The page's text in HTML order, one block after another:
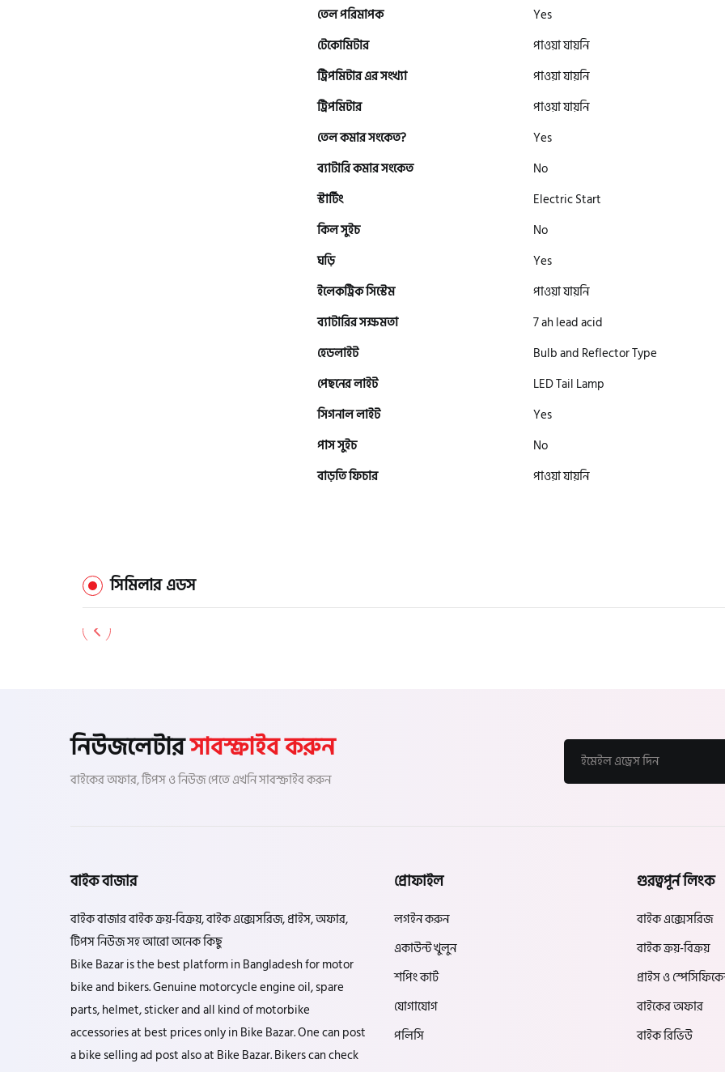
অ্যাটলাস জংশেন
টারো
SINSKI
জিংফু
জোনটেস
তেল পরিমাপক
Yes
টেকোমিটার
পাওয়া যায়নি
ট্রিপমিটার এর সংখ্যা
পাওয়া যায়নি
ট্রিপমিটার
পাওয়া যায়নি
তেল কমার সংকেত?
Yes
ব্যাটারি কমার সংকেত
No
স্টার্টিং
Electric Start
কিল সুইচ
No
ঘড়ি
Yes
ইলেকট্রিক সিস্টেম
পাওয়া যায়নি
ব্যাটারির সক্ষমতা
7 ah lead acid
হেডলাইট
Bulb and Reflector Type
পেছনের লাইট
LED Tail Lamp
সিগনাল লাইট
Yes
পাস সুইচ
No
বাড়তি ফিচার
পাওয়া যায়নি
সিমিলার এডস
নিউজলেটারসাবস্ক্রাইব করুন
বাইকের অফার, টিপস ও নিউজ পেতে এখনি সাবস্ক্রাইব করুন
বাইক বাজার
বাইক বাজার বাইক ক্রয়-বিক্রয়, বাইক এক্সেসরিজ, প্রাইস, অফার,
টিপস নিউজ সহ আরো অনেক কিছু
Bike Bazar is the best platform in Bangladesh for motor
bike and bikers. Genuine motorcycle engine oil, spare
parts, helmet, sticker and all kind of motorbike
accessories at best prices only in Bike Bazar. One can post
a bike selling ad post also at Bike Bazar. Bikers can check
প্রোফাইল
লগইন করুন
একাউন্ট খুলুন
শপিং কার্ট
যোগাযোগ
পলিসি
গুরত্বপূর্ন লিংক
বাইক এক্সেসরিজ
বাইক ক্রয়-বিক্রয়
প্রাইস ও
বাইকের অফার
বাইক রিভিউ